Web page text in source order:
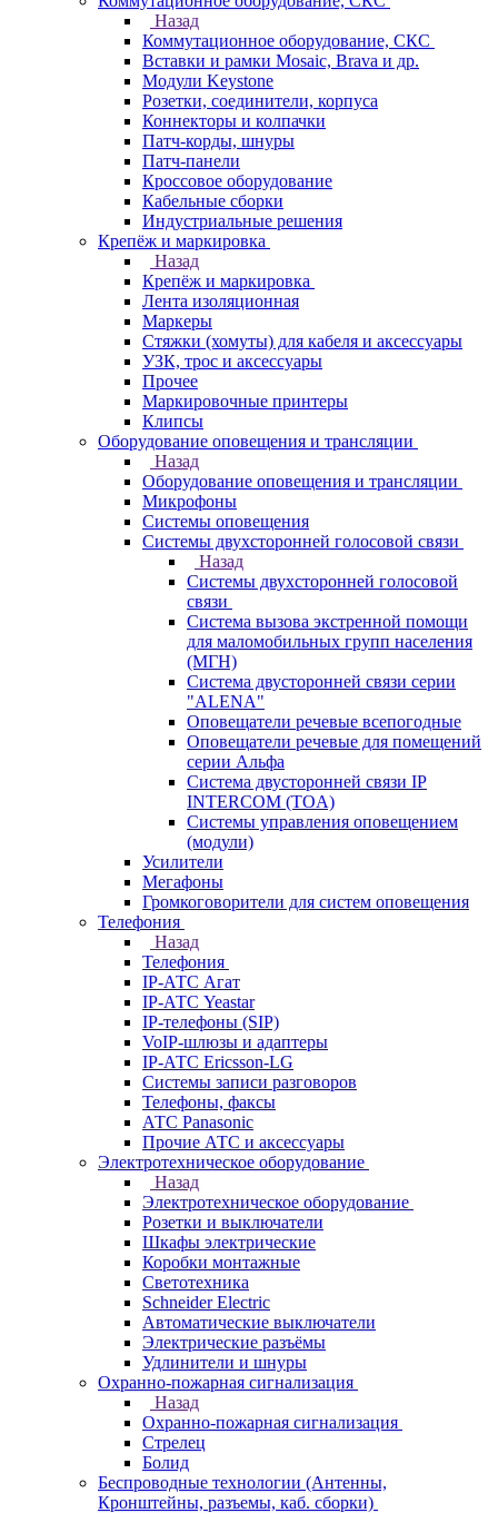
Назад
Коммутационное оборудование, СКС
Вставки и рамки Mosaic, Brava и др.
Модули Keystone
Розетки, соединители, корпуса
Коннекторы и колпачки
Патч-корды, шнуры
Патч-панели
Кроссовое оборудование
Кабельные сборки
Индустриальные решения
Крепёж и маркировка
Назад
Крепёж и маркировка
Лента изоляционная
Маркеры
Стяжки (хомуты) для кабеля и аксессуары
УЗК, трос и аксессуары
Прочее
Маркировочные принтеры
Клипсы
Оборудование оповещения и трансляции
Назад
Оборудование оповещения и трансляции
Микрофоны
Системы оповещения
Системы двухсторонней голосовой связи
Назад
Системы двухсторонней голосовой
связи
Система вызова экстренной помощи
для маломобильных групп населения
(МГН)
Система двусторонней связи серии
"ALENA"
Оповещатели речевые всепогодные
Оповещатели речевые для помещений
серии Альфа
Система двусторонней связи IP
INTERCOM (TOA)
Системы управления оповещением
(модули)
Усилители
Мегафоны
Громкоговорители для систем оповещения
Телефония
Назад
Телефония
IP-АТС Агат
IP-АТС Yeastar
IP-телефоны (SIP)
VoIP-шлюзы и адаптеры
IP-АТС Ericsson-LG
Системы записи разговоров
Телефоны, факсы
АТС Panasonic
Прочие АТС и аксессуары
Электротехническое оборудование
Назад
Электротехническое оборудование
Розетки и выключатели
Шкафы электрические
Коробки монтажные
Светотехника
Schneider Electric
Автоматические выключатели
Электрические разъёмы
Удлинители и шнуры
Охранно-пожарная сигнализация
Назад
Охранно-пожарная сигнализация
Стрелец
Болид
Беспроводные технологии (Антенны,
Кронштейны, разъемы, каб. сборки)